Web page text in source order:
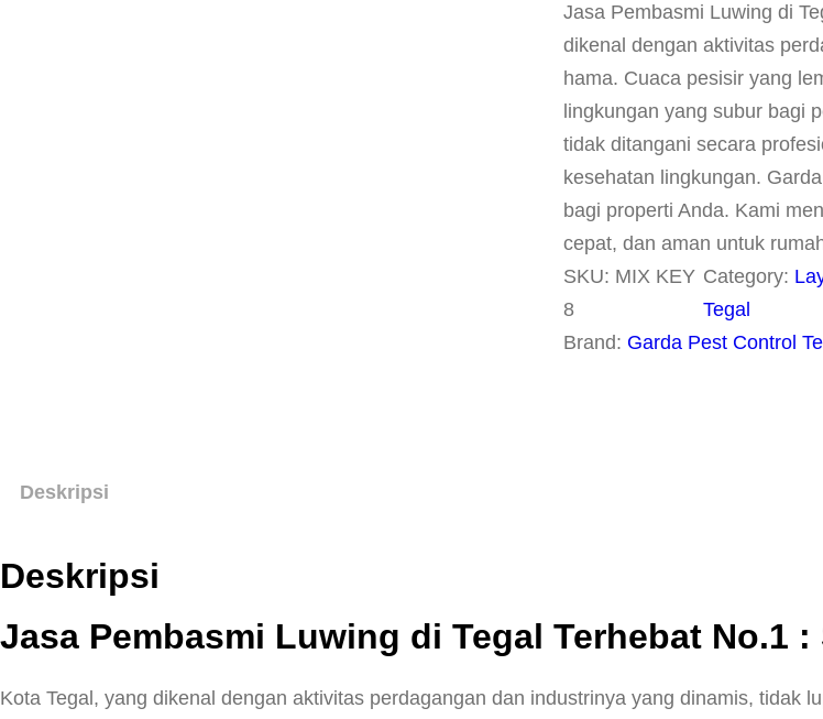
Jasa Pembasmi Luwing di
dikenal dengan aktivitas
hama. Cuaca pesisir yang
lingkungan yang subur bagi
tidak ditangani secara
kesehatan lingkungan.
bagi properti Anda. Kami
cepat, dan aman untuk
SKU: MIX KEY
8
Category:
Tegal
Brand: Garda Pest Control
Deskripsi
Deskripsi
Jasa Pembasmi Luwing di Tegal Terhebat No.1 :
Kota Tegal, yang dikenal dengan aktivitas perdagangan dan industrinya yang dinamis, tidak